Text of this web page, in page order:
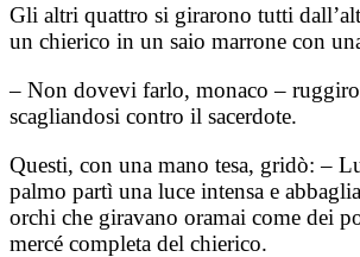
Gli altri quattro si girarono tutti
un chierico in un saio marrone con
– Non dovevi farlo, monaco –
scagliandosi contro il sacerdote.
Questi, con una mano tesa, gridò: –
palmo partì una luce intensa e
orchi che giravano oramai come dei
mercé completa del chierico.